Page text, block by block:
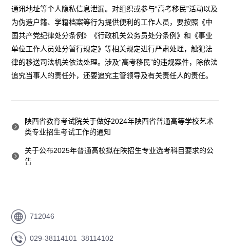
通讯地址等个人隐私信息泄漏。对组织或参与“高考移民”活动以及
为伪造户籍、学籍档案等行为提供便利的工作人员，要按照《中
国共产党纪律处分条例》《行政机关公务员处分条例》和《事业
单位工作人员处分暂行规定》等相关规定进行严肃处理，触犯法
律的移送司法机关依法处理。涉及“高考移民”的违规案件，除依法
追究当事人的责任外，还要追究主管领导及有关责任人的责任。
陕西省教育考试院关于做好2024年陕西省普通高等学校艺术
类专业招生考试工作的通知
关于公布2025年普通高校拟在陕招生专业选考科目要求的公
告
712046
029-38114101 38114102